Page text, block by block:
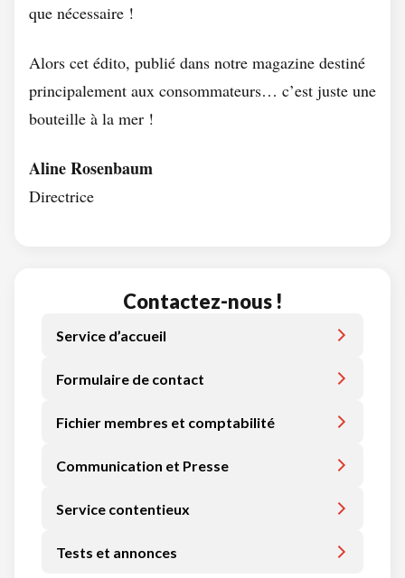
que nécessaire !
Alors cet édito, publié dans notre magazine destiné
principalement aux consommateurs… c’est juste une
bouteille à la mer !
Aline Rosenbaum
Directrice
Contactez-nous !
Service d’accueil
Formulaire de contact
Fichier membres et comptabilité
Communication et Presse
Service contentieux
Tests et annonces